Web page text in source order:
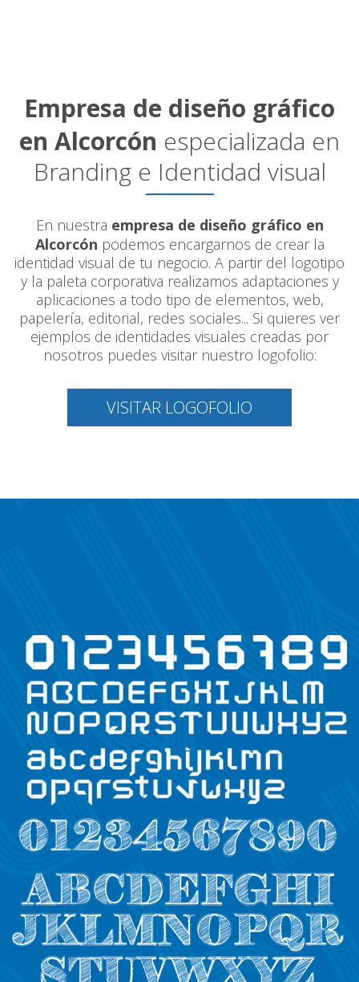
Empresa de diseño gráfico
en Alcorcón especializada en
Branding e Identidad visual
En nuestra empresa de diseño gráfico en
Alcorcón podemos encargarnos de crear la
identidad visual de tu negocio. A partir del logotipo
y la paleta corporativa realizamos adaptaciones y
aplicaciones a todo tipo de elementos, web,
papelería, editorial, redes sociales... Si quieres ver
ejemplos de identidades visuales creadas por
nosotros puedes visitar nuestro logofolio:
VISITAR LOGOFOLIO